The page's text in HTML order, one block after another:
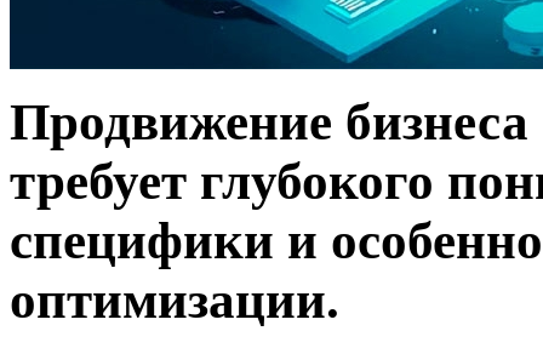
Продвижение
требует глубокого
специфики и
оптимизации.